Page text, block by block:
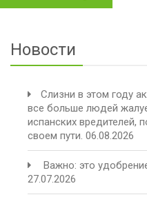
Новости
Слизни в этом году
все больше людей
испанских вредителей,
своем пути. 06.08.2026
Важно: это
27.07.2026